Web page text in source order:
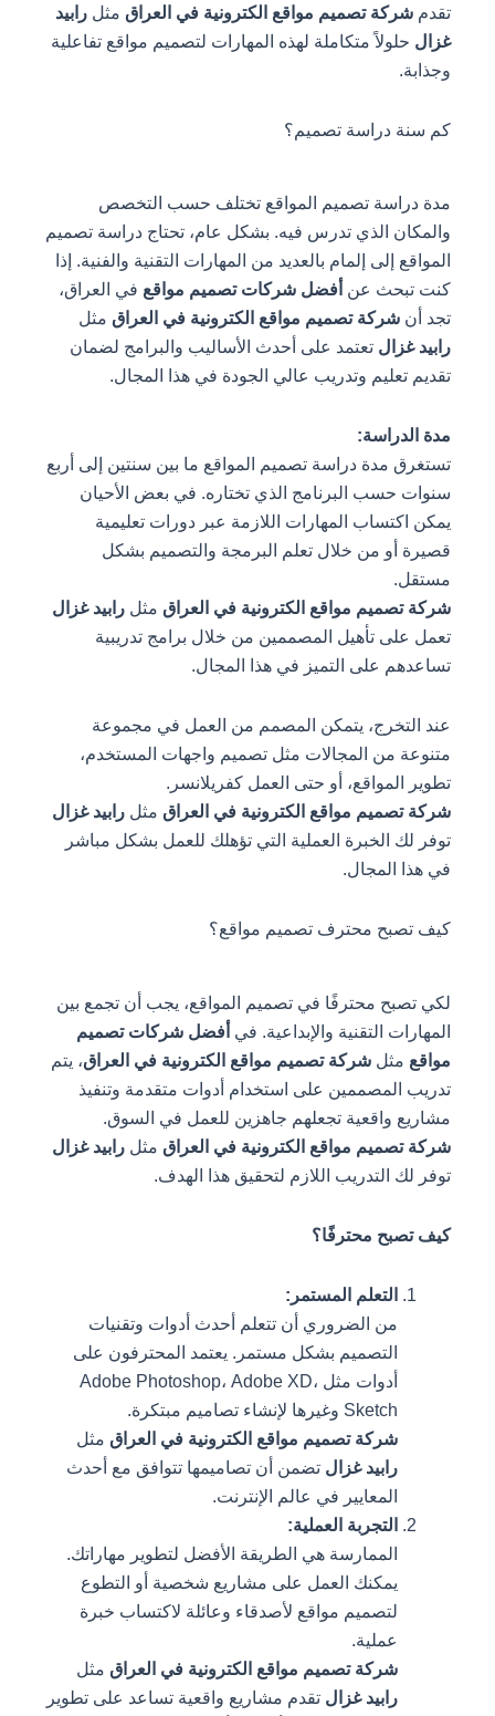
تقدمشركة تصميم مواقع الكترونية في العراق مثلرابيد
غزال حلولاً متكاملة لهذه المهارات لتصميم مواقع تفاعلية
وجذابة.
كم سنة دراسة تصميم؟
مدة دراسة تصميم المواقع تختلف حسب التخصص
والمكان الذي تدرس فيه. بشكل عام، تحتاج دراسة تصميم
المواقع إلى إلمام بالعديد من المهارات التقنية والفنية. إذا
كنت تبحث عنأفضل شركات تصميم مواقع في العراق،
تجد أن شركة تصميم مواقع الكترونية في العراق مثل
رابيد غزال تعتمد على أحدث الأساليب والبرامج لضمان
تقديم تعليم وتدريب عالي الجودة في هذا المجال.
مدة الدراسة:
تستغرق مدة دراسة تصميم المواقع ما بين سنتين إلى أربع
سنوات حسب البرنامج الذي تختاره. في بعض الأحيان
يمكن اكتساب المهارات اللازمة عبر دورات تعليمية
قصيرة أو من خلال تعلم البرمجة والتصميم بشكل
مستقل.
شركة تصميم مواقع الكترونية في العراق مثلرابيد غزال
تعمل على تأهيل المصممين من خلال برامج تدريبية
تساعدهم على التميز في هذا المجال.
عند التخرج، يتمكن المصمم من العمل في مجموعة
متنوعة من المجالات مثل تصميم واجهات المستخدم،
تطوير المواقع، أو حتى العمل كفريلانسر.
شركة تصميم مواقع الكترونية في العراق مثلرابيد غزال
توفر لك الخبرة العملية التي تؤهلك للعمل بشكل مباشر
في هذا المجال.
كيف تصبح محترف تصميم مواقع؟
لكي تصبح محترفًا في تصميم المواقع، يجب أن تجمع بين
المهارات التقنية والإبداعية. فيأفضل شركات تصميم
مواقع مثلشركة تصميم مواقع الكترونية في العراق ، يتم
تدريب المصممين على استخدام أدوات متقدمة وتنفيذ
مشاريع واقعية تجعلهم جاهزين للعمل في السوق.
شركة تصميم مواقع الكترونية في العراق مثلرابيد غزال
توفر لك التدريب اللازم لتحقيق هذا الهدف.
كيف تصبح محترفًا؟
التعلم المستمر:
من الضروري أن تتعلم أحدث أدوات وتقنيات
التصميم بشكل مستمر. يعتمد المحترفون على
أدوات مثل Adobe Photoshop، Adobe XD،
Sketch وغيرها لإنشاء تصاميم مبتكرة.
شركة تصميم مواقع الكترونية في العراق مثل
رابيد غزال تضمن أن تصاميمها تتوافق مع أحدث
المعايير في عالم الإنترنت.
التجربة العملية:
الممارسة هي الطريقة الأفضل لتطوير مهاراتك.
يمكنك العمل على مشاريع شخصية أو التطوع
لتصميم مواقع لأصدقاء وعائلة لاكتساب خبرة
عملية.
شركة تصميم مواقع الكترونية في العراق مثل
رابيد غزال تقدم مشاريع واقعية تساعد على تطوير